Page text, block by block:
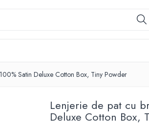
Satin Deluxe Cotton Box, Tiny Powder
Lenjerie de pat cu
Deluxe Cotton Box,